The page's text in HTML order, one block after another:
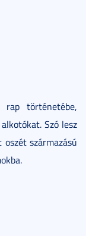
történetébe,
Szó lesz
származású